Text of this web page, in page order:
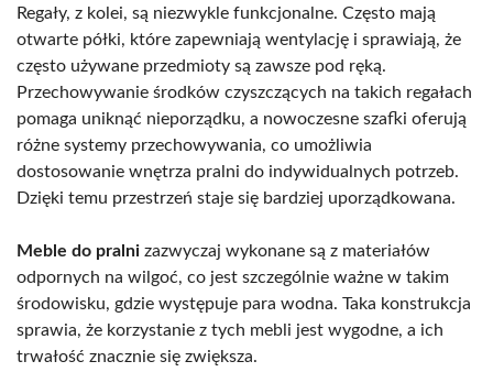
Regały, z kolei, są niezwykle funkcjonalne. Często mają
otwarte półki, które zapewniają wentylację i sprawiają, że
często używane przedmioty są zawsze pod ręką.
Przechowywanie środków czyszczących na takich regałach
pomaga uniknąć nieporządku, a nowoczesne szafki oferują
różne systemy przechowywania, co umożliwia
dostosowanie wnętrza pralni do indywidualnych potrzeb.
Dzięki temu przestrzeń staje się bardziej uporządkowana.
Meble do pralni zazwyczaj wykonane są z materiałów
odpornych na wilgoć, co jest szczególnie ważne w takim
środowisku, gdzie występuje para wodna. Taka konstrukcja
sprawia, że korzystanie z tych mebli jest wygodne, a ich
trwałość znacznie się zwiększa.